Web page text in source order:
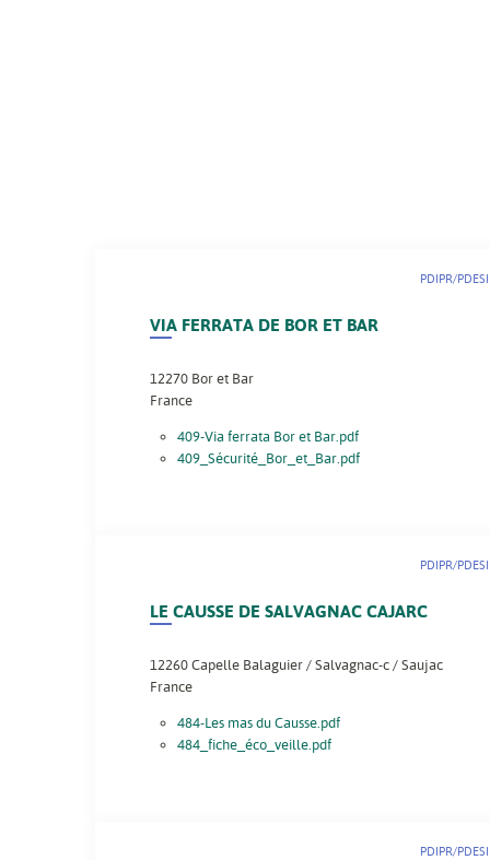
VIA FERRATA DE BOR ET BAR
PDIPR/PDESI
12270 Bor et Bar
France
409-Via ferrata Bor et Bar.pdf
409_Sécurité_Bor_et_Bar.pdf
LE CAUSSE DE SALVAGNAC CAJARC
PDIPR/PDESI
12260 Capelle Balaguier / Salvagnac-c / Saujac
France
484-Les mas du Causse.pdf
484_fiche_éco_veille.pdf
PDIPR/PDESI